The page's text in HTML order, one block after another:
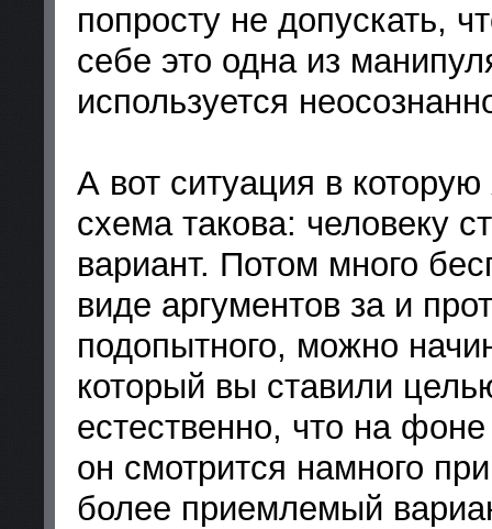
попросту не допускать,
себе это одна из
используется
А вот ситуация в
схема такова: человеку
вариант. Потом много
виде аргументов за и
подопытного, можно
который вы ставили
естественно, что на
он смотрится намного
более приемлемый